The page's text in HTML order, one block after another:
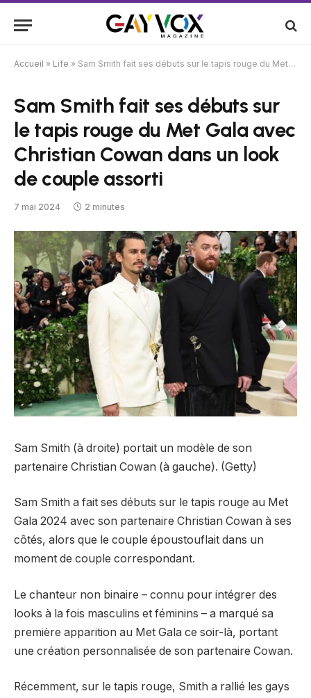
Accueil » Life » Sam Smith fait ses débuts sur le tapis rouge du Met Gala avec Christian Cowan dans un look de couple assorti
Sam Smith fait ses débuts sur
le tapis rouge du Met Gala avec
Christian Cowan dans un look
de couple assorti
7 mai 2024 2 minutes
Sam Smith (à droite) portait un modèle de son
partenaire Christian Cowan (à gauche). (Getty)
Sam Smith a fait ses débuts sur le tapis rouge au Met
Gala 2024 avec son partenaire Christian Cowan à ses
côtés, alors que le couple époustouflait dans un
moment de couple correspondant.
Le chanteur non binaire – connu pour intégrer des
looks à la fois masculins et féminins – a marqué sa
première apparition au Met Gala ce soir-là, portant
une création personnalisée de son partenaire Cowan.
Récemment, sur le tapis rouge, Smith a rallié les gays